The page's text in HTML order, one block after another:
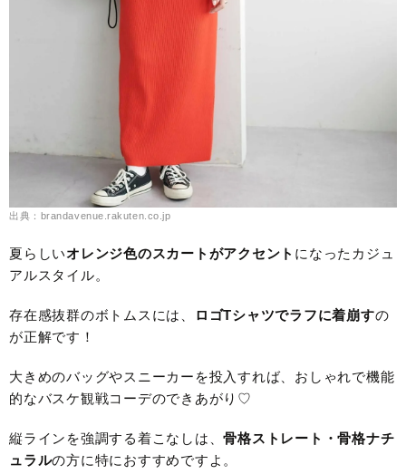
出典：brandavenue.rakuten.co.jp
夏らしいオレンジ色のスカートがアクセント になったカジュ
アルスタイル。
存在感抜群のボトムスには、 ロゴTシャツでラフに着崩すの
が正解です！
大きめのバッグやスニーカーを投入すれば、おしゃれで機能
的なバスケ観戦コーデのできあがり♡
縦ラインを強調する着こなしは、骨格ストレート・骨格ナチ
ュラルの方に特におすすめですよ。